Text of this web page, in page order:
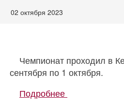
02 октября 2023
Чемпионат проходил в
сентября по 1 октября.
Подробнее